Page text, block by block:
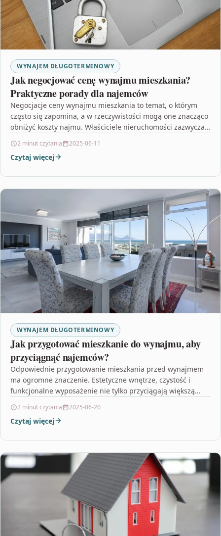
WYNAJEM DŁUGOTERMINOWY
Jak negocjować cenę wynajmu mieszkania?
Praktyczne porady dla najemców
Negocjacje ceny wynajmu mieszkania to temat, o którym
często się zapomina, a w rzeczywistości mogą one znacząco
obniżyć koszty najmu. Właściciele nieruchomości zazwyczaj
2 minut czytania 2025-06-11
Czytaj więcej
WYNAJEM DŁUGOTERMINOWY
Jak przygotować mieszkanie do wynajmu, aby
przyciągnąć najemców?
Odpowiednie przygotowanie mieszkania przed wynajmem
ma ogromne znaczenie. Estetyczne wnętrze, czystość i
funkcjonalne wyposażenie nie tylko przyciągają większą
2 minut czytania 2025-06-20
Czytaj więcej